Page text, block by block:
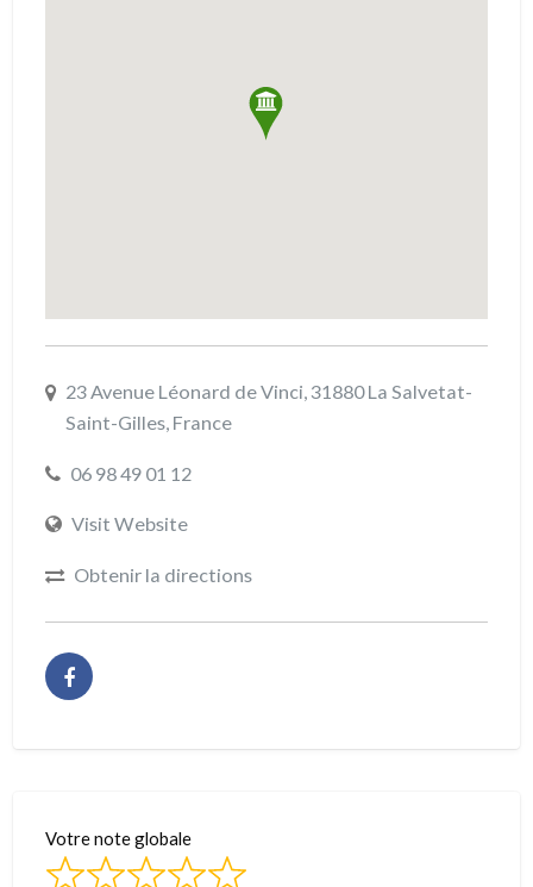
23 Avenue Léonard de Vinci, 31880 La Salvetat-
Saint-Gilles, France
06 98 49 01 12
Visit Website
Obtenir la directions
Votre note globale